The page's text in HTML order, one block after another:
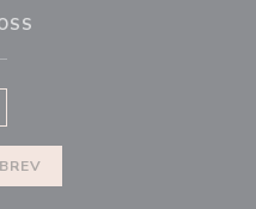
((åpner i et nytt